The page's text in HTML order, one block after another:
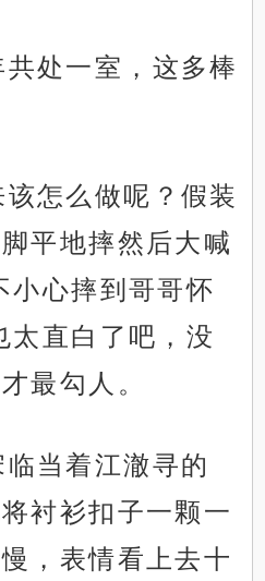
处一室，这多棒
怎么做呢？假装
平地摔然后大喊
小心摔到哥哥怀
太直白了吧，没
最勾人。
当着江澈寻的
衬衫扣子一颗一
，表情看上去十